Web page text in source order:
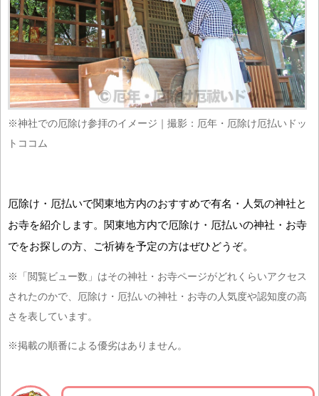
※神社での厄除け参拝のイメージ｜撮影：厄年・厄除け厄払いドッ
トココム
厄除け・厄払いで関東地方内のおすすめで有名・人気の神社と
お寺を紹介します。関東地方内で厄除け・厄払いの神社・お寺
でをお探しの方、ご祈祷を予定の方はぜひどうぞ。
※「閲覧ビュー数」はその神社・お寺ページがどれくらいアクセス
されたのかで、厄除け・厄払いの神社・お寺の人気度や認知度の高
さを表しています。
※掲載の順番による優劣はありません。